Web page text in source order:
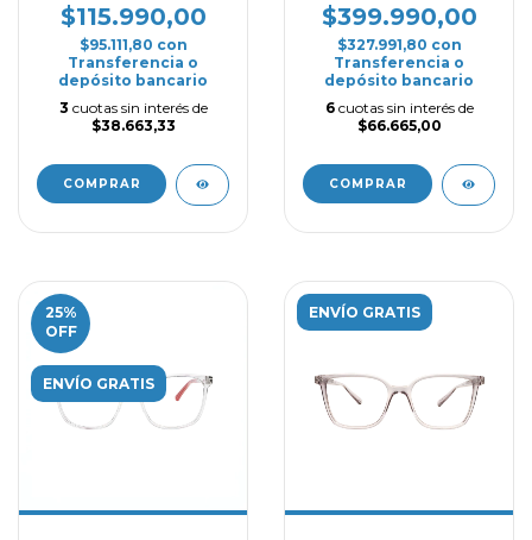
$115.990,00
$95.111,80 con
Transferencia o
depósito bancario
3 cuotas sin interés de
$38.663,33
COMPRAR
$399.990,00
$327.991,80 con
Transferencia o
depósito bancario
6 cuotas sin interés de
$66.665,00
COMPRAR
25%
OFF
ENVÍO GRATIS
ENVÍO GRATIS